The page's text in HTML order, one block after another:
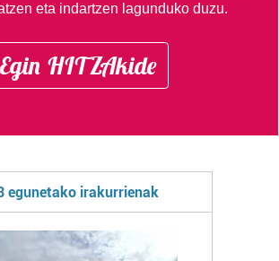
eta indartzen lagunduko duzu.
Egin HITZAkide
egunetako irakurrienak